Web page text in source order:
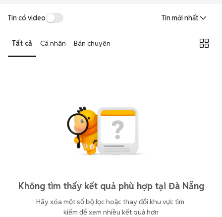
Tin có video Tin mới nhất
Tất cả Cá nhân Bán chuyên
Không tìm thấy kết quả phù hợp tại Đà Nẵng
Hãy xóa một số bộ lọc hoặc thay đổi khu vực tìm
kiếm để xem nhiều kết quả hơn